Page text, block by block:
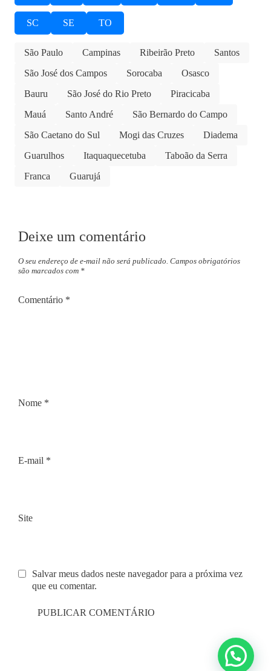
SC SE TO
São Paulo Campinas Ribeirão Preto
Santos
São José dos Campos
Sorocaba
Osasco
Bauru
São José do Rio Preto
Piracicaba
Mauá
Santo André
São Bernardo do Campo
São Caetano do Sul
Mogi das Cruzes
Diadema
Guarulhos
Itaquaquecetuba
Taboão da Serra
Franca
Guarujá
Deixe um comentário
O seu endereço de e-mail não será publicado. Campos obrigatórios
são marcados com *
Comentário *
Nome *
E-mail *
Site
Salvar meus dados neste navegador para a próxima vez
que eu comentar.